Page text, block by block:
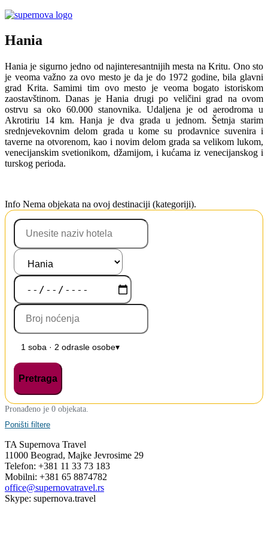
Hania
Hania je sigurno jedno od najinteresantnijih mesta na Kritu. Ono sto
je veoma važno za ovo mesto je da je do 1972 godine, bila glavni
grad Krita. Samimi tim ovo mesto je veoma bogato istoriskom
zaostavštinom. Danas je Hania drugi po veličini grad na ovom
ostrvu sa oko 60.000 stanovnika. Udaljena je od aerodroma u
Akrotiriu 14 km. Hanja je dva grada u jednom. Šetnja starim
srednjevekovnim delom grada u kome su prodavnice suvenira i
taverne na otvorenom, kao i novim delom grada sa velikom lukom,
venecijanskim svetionikom, džamijom, i kućama iz venecijanskog i
turskog perioda.
Info Nema objekata na ovoj destinaciji (kategoriji).
1 soba · 2 odrasle osobe▾
Pretraga
Pronađeno je 0 objekata.
Poništi filtere
TA Supernova Travel
11000 Beograd, Majke Jevrosime 29
Telefon: +381 11 33 73 183
Mobilni: +381 65 8874782
office@supernovatravel.rs
Skype: supernova.travel